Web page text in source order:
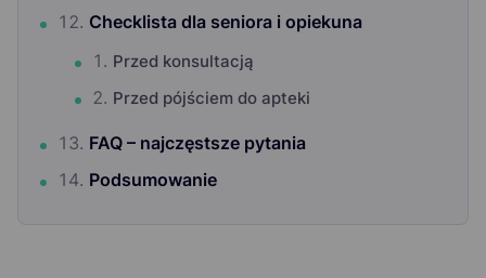
Checklista dla seniora i opiekuna
Przed konsultacją
Przed pójściem do apteki
FAQ – najczęstsze pytania
Podsumowanie